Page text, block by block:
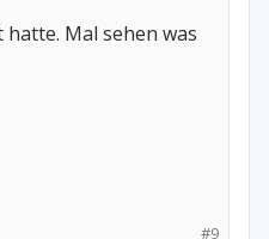
Mal sehen was
#9